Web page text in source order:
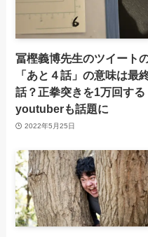
冨樫義博先生のツイート
「あと４話」の意味は最
話？正拳突きを1万回する
youtuberも話題に
2022年5月25日